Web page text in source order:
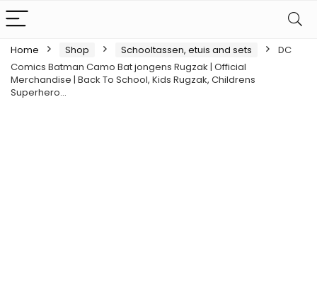
Home Shop Schooltassen, etuis and sets
DC
Comics Batman Camo Bat jongens Rugzak | Official
Merchandise | Back To School, Kids Rugzak, Childrens
Superhero…